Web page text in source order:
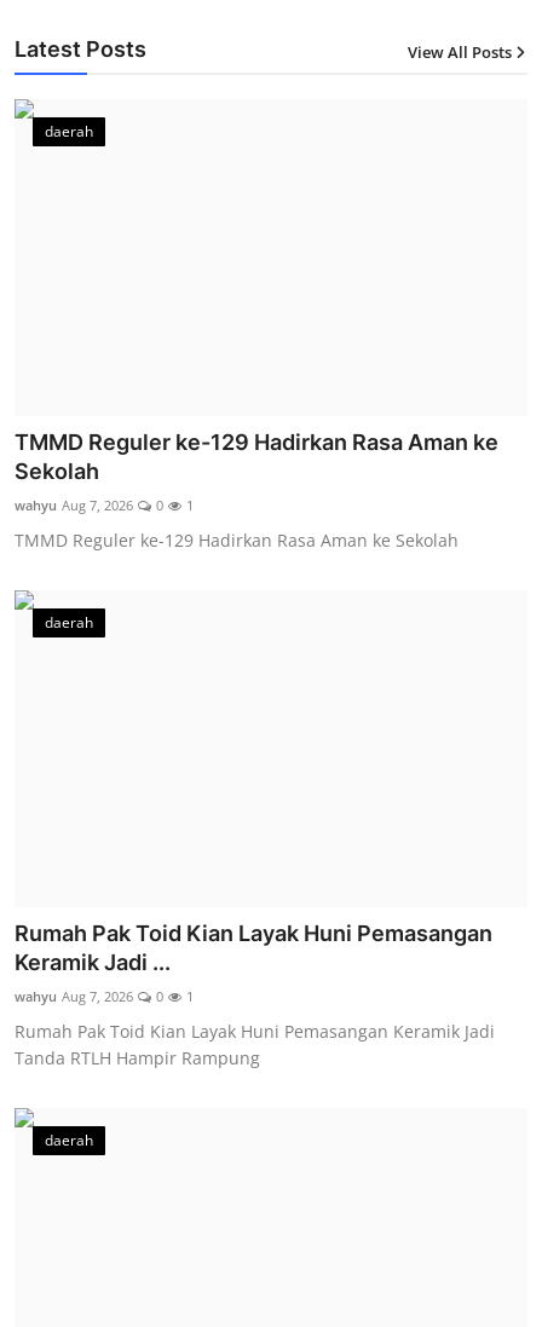
Latest Posts View All Posts
daerah
TMMD Reguler ke-129 Hadirkan Rasa Aman ke
Sekolah
wahyu Aug 7, 2026 0 1
TMMD Reguler ke-129 Hadirkan Rasa Aman ke Sekolah
daerah
Rumah Pak Toid Kian Layak Huni Pemasangan
Keramik Jadi ...
wahyu Aug 7, 2026 0 1
Rumah Pak Toid Kian Layak Huni Pemasangan Keramik Jadi
Tanda RTLH Hampir Rampung
daerah
12